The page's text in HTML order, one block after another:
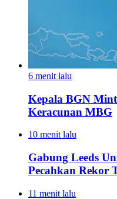
6 menit lalu
Kepala BGN
Keracunan MBG
10 menit lalu
Gabung Leeds
Pecahkan Rekor
11 menit lalu